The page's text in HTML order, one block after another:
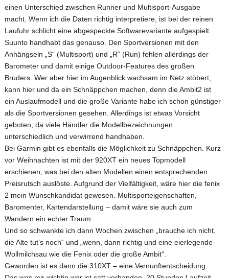
einen Unterschied zwischen Runner und Multisport-Ausgabe
macht. Wenn ich die Daten richtig interpretiere, ist bei der reinen
Laufuhr schlicht eine abgespeckte Softwarevariante aufgespielt.
Suunto handhabt das genauso. Den Sportversionen mit den
Anhängseln „S“ (Multisport) und „R“ (Run) fehlen allerdings der
Barometer und damit einige Outdoor-Features des großen
Bruders. Wer aber hier im Augenblick wachsam im Netz stöbert,
kann hier und da ein Schnäppchen machen, denn die Ambit2 ist
ein Auslaufmodell und die große Variante habe ich schon günstiger
als die Sportversionen gesehen. Allerdings ist etwas Vorsicht
geboten, da viele Händler die Modellbezeichnungen
unterschiedlich und verwirrend handhaben.
Bei Garmin gibt es ebenfalls die Möglichkeit zu Schnäppchen. Kurz
vor Weihnachten ist mit der 920XT ein neues Topmodell
erschienen, was bei den alten Modellen einen entsprechenden
Preisrutsch auslöste. Aufgrund der Vielfältigkeit, wäre hier die fenix
2 mein Wunschkandidat gewesen. Multisporteigenschaften,
Baromenter, Kartendarstellung – damit wäre sie auch zum
Wandern ein echter Traum.
Und so schwankte ich dann Wochen zwischen „brauche ich nicht,
die Alte tut’s noch“ und „wenn, dann richtig und eine eierlegende
Wollmilchsau wie die Fenix oder die große Ambit“.
Geworden ist es dann die 310XT – eine Vernunftentscheidung.